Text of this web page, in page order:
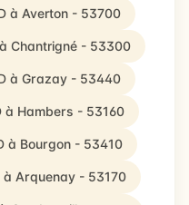
à Averton - 53700
Chantrigné - 53300
à Grazay - 53440
à Hambers - 53160
à Bourgon - 53410
à Arquenay - 53170